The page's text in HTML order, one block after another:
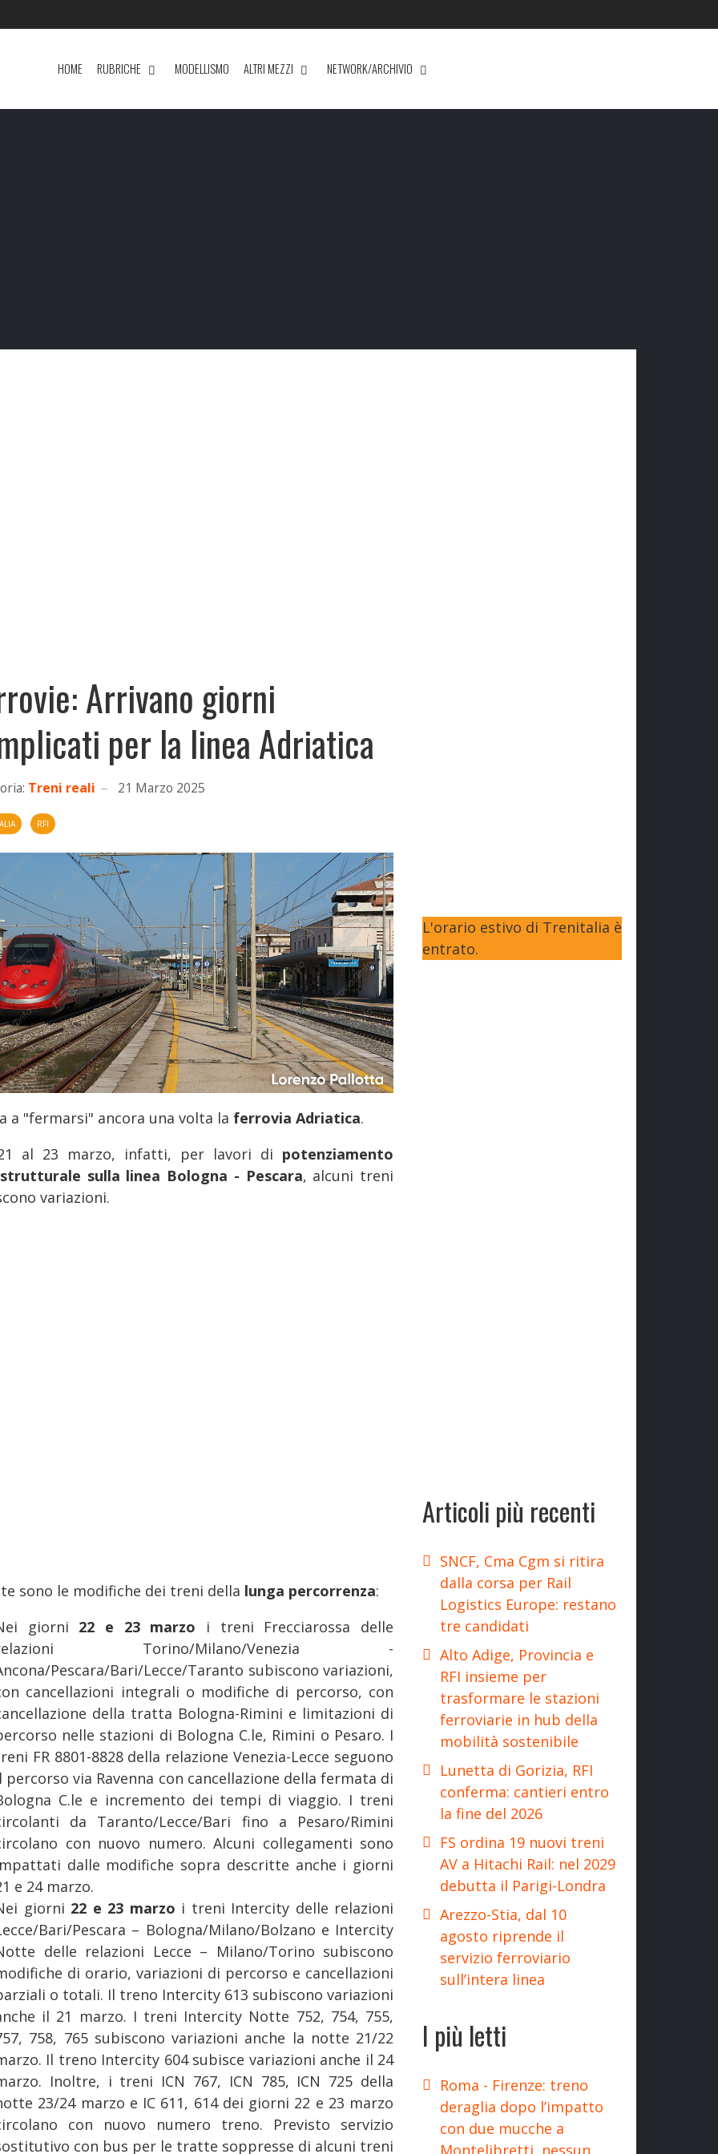
HOME RUBRICHE MODELLISMO ALTRI MEZZI NETWORK/ARCHIVIO
Arrivano giorni
per la linea Adriatica
Treni reali 21 Marzo 2025
RFI
a "fermarsi" ancora una volta la ferrovia Adriatica.
al 23 marzo, infatti, per lavori di potenziamento
sulla linea Bologna - Pescara, alcuni treni
variazioni.
sono le modifiche dei treni della lunga percorrenza:
giorni 22 e 23 marzo i treni Frecciarossa delle
Torino/Milano/Venezia -
Pescara/Bari/Lecce/Taranto subiscono variazioni,
cancellazioni integrali o modifiche di percorso, con
della tratta Bologna-Rimini e limitazioni di
nelle stazioni di Bologna C.le, Rimini o Pesaro. I
FR 8801-8828 della relazione Venezia-Lecce seguono
percorso via Ravenna con cancellazione della fermata di
C.le e incremento dei tempi di viaggio. I treni
da Taranto/Lecce/Bari fino a Pesaro/Rimini
con nuovo numero. Alcuni collegamenti sono
dalle modifiche sopra descritte anche i giorni
e 24 marzo.
giorni 22 e 23 marzo i treni Intercity delle relazioni
Bari/Pescara – Bologna/Milano/Bolzano e Intercity
delle relazioni Lecce – Milano/Torino subiscono
di orario, variazioni di percorso e cancellazioni
o totali. Il treno Intercity 613 subiscono variazioni
il 21 marzo. I treni Intercity Notte 752, 754, 755,
758, 765 subiscono variazioni anche la notte 21/22
Il treno Intercity 604 subisce variazioni anche il 24
Inoltre, i treni ICN 767, ICN 785, ICN 725 della
23/24 marzo e IC 611, 614 dei giorni 22 e 23 marzo
con nuovo numero treno. Previsto servizio
con bus per le tratte soppresse di alcuni treni
L'orario estivo di Trenitalia è
entrato.
Articoli più recenti
SNCF, Cma Cgm si ritira
dalla corsa per Rail
Logistics Europe: restano
tre candidati
Alto Adige, Provincia e
RFI insieme per
trasformare le stazioni
ferroviarie in hub della
mobilità sostenibile
Lunetta di Gorizia, RFI
conferma: cantieri entro
la fine del 2026
FS ordina 19 nuovi treni
AV a Hitachi Rail: nel 2029
debutta il Parigi-Londra
Arezzo-Stia, dal 10
agosto riprende il
servizio ferroviario
sull’intera linea
I più letti
Roma - Firenze: treno
deraglia dopo l’impatto
con due mucche a
Montelibretti, nessun